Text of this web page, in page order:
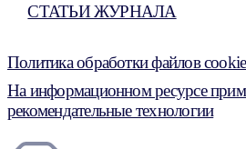
СТАТЬИ ЖУРНАЛА
Политика обработки файлов cookie
На информационном ресурсе
рекомендательные технологии